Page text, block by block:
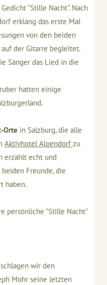
"Stille Nacht". Nach
erklang das erste Mal
von den beiden
der Gitarre begleitet.
Sänger das Lied in die
hatten einige
Orte in Salzburg, die alle
Aktivhotel Alpendorf zu
erzählt echt und
Freunde, die
haben.
persönliche "Stille Nacht"
wir den
Mohr seine letzten